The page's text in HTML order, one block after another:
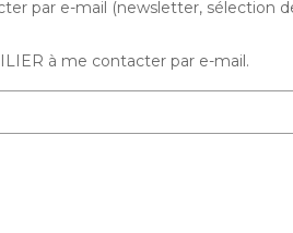
par e-mail (newsletter, sélection
à me contacter par e-mail.